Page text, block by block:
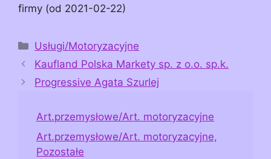
firmy (od 2021-02-22)
Kategorie
Usługi/Motoryzacyjne
Kaufland Polska Markety sp. z o.o. sp.k.
Progressive Agata Szurlej
Art.przemysłowe/Art. motoryzacyjne
Art.przemysłowe/Art. motoryzacyjne,
Pozostałe